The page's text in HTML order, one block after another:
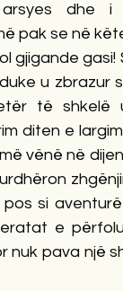
dhe i
pak se në
gjigande
u zbrazur
të shkelë
diten e
vënë në
si
e
nuk pava një